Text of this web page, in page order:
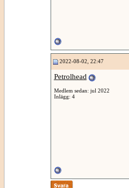
2022-08-02, 22:47
Petrolhead
Medlem sedan: jul 2022
Inlägg: 4